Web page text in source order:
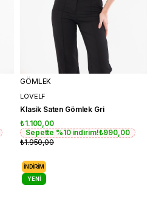
GÖMLEK
LOVELF
Klasik Saten Gömlek Gri
₺1.100,00
Sepette %10 indirim!₺990,00
₺1.950,00
İNDIRIM
YENI